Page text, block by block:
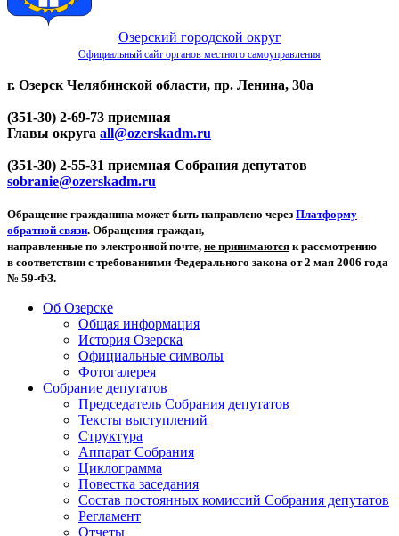
Озерский городской округ
Официальный сайт органов местного самоуправления
г. Озерск Челябинской области, пр. Ленина, 30а
(351-30) 2-69-73 приемная
Главы округа all@ozerskadm.ru
(351-30) 2-55-31 приемная Собрания депутатов
sobranie@ozerskadm.ru
Обращение гражданина может быть направлено через Платформу
обратной связи. Обращения граждан,
направленные по электронной почте, не принимаются к рассмотрению
в соответствии с требованиями Федерального закона от 2 мая 2006 года
№ 59-ФЗ.
Об Озерске
Общая информация
История Озерска
Официальные символы
Фотогалерея
Собрание депутатов
Председатель Собрания депутатов
Тексты выступлений
Структура
Аппарат Собрания
Циклограмма
Повестка заседания
Состав постоянных комиссий Собрания депутатов
Регламент
Отчеты